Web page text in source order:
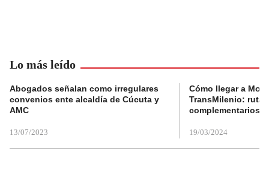
Lo más leído
Abogados señalan como irregulares
convenios ente alcaldía de Cúcuta y
AMC
13/07/2023
Cómo llegar a
TransMilenio:
complementarios
19/03/2024